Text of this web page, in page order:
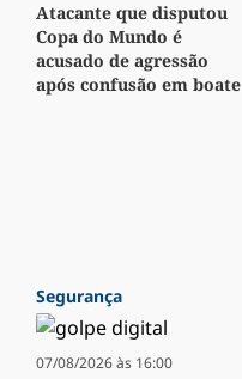
Atacante que disputou
Copa do Mundo é
acusado de agressão
após confusão em boate
Segurança
07/08/2026 às 16:00